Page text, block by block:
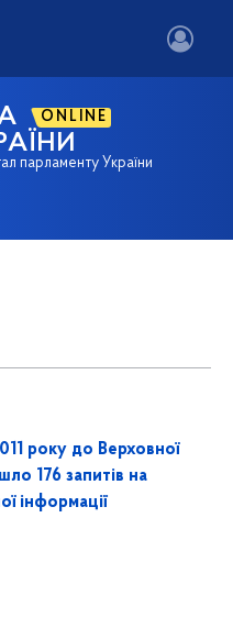
ONLINE
парламенту України
року до Верховної
176 запитів на
інформації